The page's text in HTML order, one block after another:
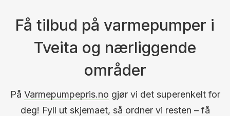
Få tilbud på varmepumper i
Tveita og nærliggende
områder
På Varmepumpepris.no gjør vi det superenkelt for
deg! Fyll ut skjemaet, så ordner vi resten – få